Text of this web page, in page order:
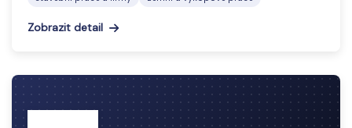
Zobrazit detail